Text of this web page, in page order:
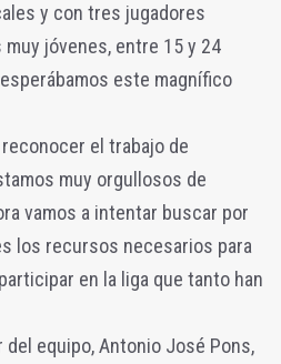
y con tres jugadores
jóvenes, entre 15 y 24
este magnífico
el trabajo de
muy orgullosos de
vamos a intentar buscar por
los recursos necesarios para
en la liga que tanto han
del equipo, Antonio José Pons,